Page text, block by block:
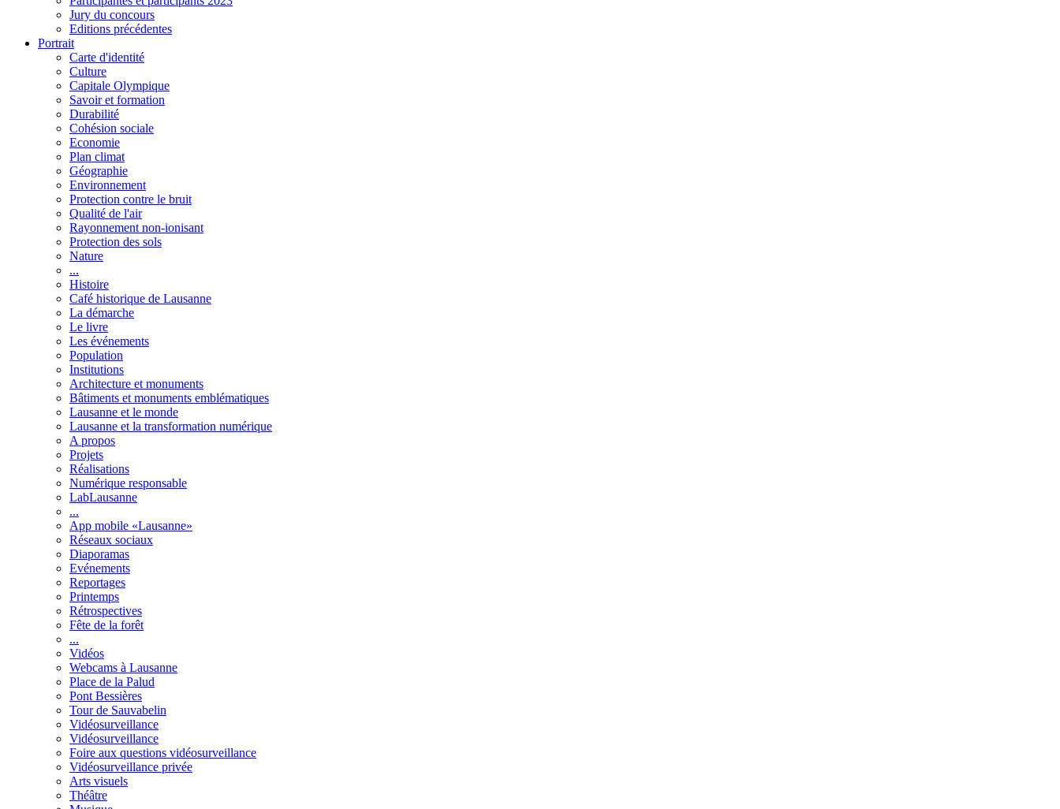
Jury du concours
Editions précédentes
Portrait
Carte d'identité
Culture
Capitale Olympique
Savoir et formation
Durabilité
Cohésion sociale
Economie
Plan climat
Géographie
Environnement
Protection contre le bruit
Qualité de l'air
Rayonnement non-ionisant
Protection des sols
Nature
...
Histoire
Café historique de Lausanne
La démarche
Le livre
Les événements
Population
Institutions
Architecture et monuments
Bâtiments et monuments emblématiques
Lausanne et le monde
Lausanne et la transformation numérique
A propos
Projets
Réalisations
Numérique responsable
LabLausanne
...
App mobile «Lausanne»
Réseaux sociaux
Diaporamas
Evénements
Reportages
Printemps
Rétrospectives
Fête de la forêt
...
Vidéos
Webcams à Lausanne
Place de la Palud
Pont Bessières
Tour de Sauvabelin
Vidéosurveillance
Vidéosurveillance
Foire aux questions vidéosurveillance
Vidéosurveillance privée
Arts visuels
Théâtre